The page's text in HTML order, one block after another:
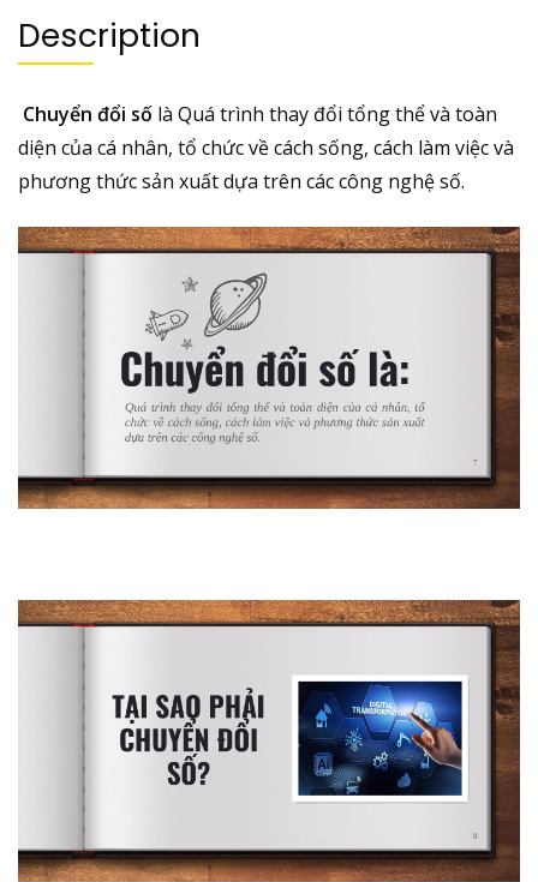
Description
Chuyển đổi số là Quá trình thay đổi tổng thể và toàn
diện của cá nhân, tổ chức về cách sống, cách làm việc và
phương thức sản xuất dựa trên các công nghệ số.